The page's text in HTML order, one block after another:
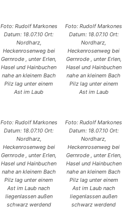
Foto: Rudolf Markones
Datum: 18.07.10 Ort:
Nordharz,
Heckenrosenweg bei
Gernrode , unter Erlen,
Hasel und Hainbuchen
nahe an kleinem Bach
Pilz lag unter einem
Ast im Laub
Foto: Rudolf Markones
Datum: 18.07.10 Ort:
Nordharz,
Heckenrosenweg bei
Gernrode , unter Erlen,
Hasel und Hainbuchen
nahe an kleinem Bach
Pilz lag unter einem
Ast im Laub
Foto: Rudolf Markones
Datum: 18.07.10 Ort:
Nordharz,
Heckenrosenweg bei
Gernrode , unter Erlen,
Hasel und Hainbuchen
nahe an kleinem Bach
Pilz lag unter einem
Ast im Laub nach
liegenlassen außen
schwarz werdend
Foto: Rudolf Markones
Datum: 18.07.10 Ort:
Nordharz,
Heckenrosenweg bei
Gernrode , unter Erlen,
Hasel und Hainbuchen
nahe an kleinem Bach
Pilz lag unter einem
Ast im Laub nach
liegenlassen außen
schwarz werdend